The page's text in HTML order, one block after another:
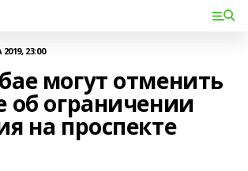
23:00
могут отменить
об ограничении
на проспекте